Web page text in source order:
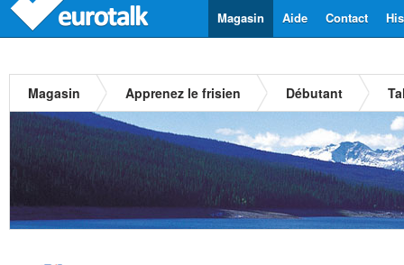
Contact
Aide
Magasin
Magasin Apprenez le frisien Débutant